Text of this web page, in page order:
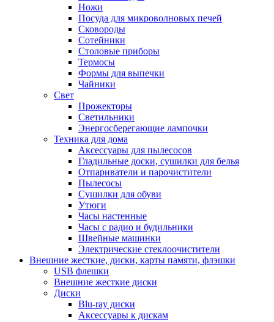
Ножи
Посуда для микроволновых печей
Сковороды
Сотейники
Столовые приборы
Термосы
Формы для выпечки
Чайники
Свет
Прожекторы
Светильники
Энергосберегающие лампочки
Техника для дома
Аксессуары для пылесосов
Гладильные доски, сушилки для белья
Отпариватели и парочистители
Пылесосы
Сушилки для обуви
Утюги
Часы настенные
Часы с радио и будильники
Швейные машинки
Электрические стеклоочистители
Внешние жесткие, диски, карты памяти, флэшки
USB флешки
Внешние жесткие диски
Диски
Blu-ray диски
Аксессуары к дискам